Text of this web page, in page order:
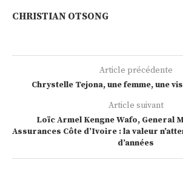
CHRISTIAN OTSONG
Article précédente
Chrystelle Tejona, une femme, une
Article suivant
Loïc Armel Kengne Wafo, General
Assurances Côte d’Ivoire : la valeur
d’années